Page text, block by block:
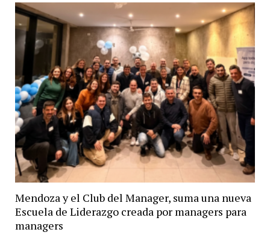
Mendoza y el Club del Manager, suma una nueva
Escuela de Liderazgo creada por managers para
managers